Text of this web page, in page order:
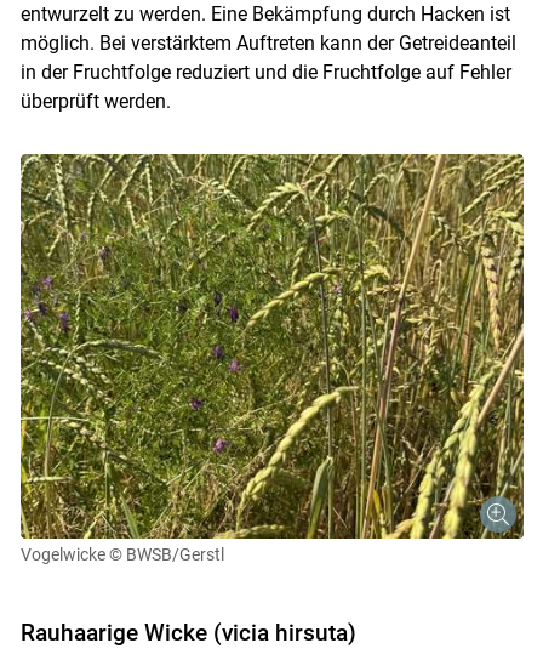
entwurzelt zu werden. Eine Bekämpfung durch Hacken ist
möglich. Bei verstärktem Auftreten kann der Getreideanteil
in der Fruchtfolge reduziert und die Fruchtfolge auf Fehler
überprüft werden.
Vogelwicke © BWSB/Gerstl
Rauhaarige Wicke (vicia hirsuta)